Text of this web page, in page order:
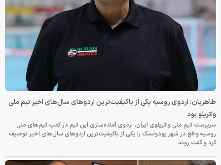
طاهریان: اردوی روسیه یکی از باکیفیت‌ترین اردوهای سال‌های اخیر تیم ملی
واترپلو بود
سرپرست تیم ملی واترپلوی ایران، اردوی آماده‌سازی این تیم در کمپ تیم‌های ملی
روسیه واقع در شهر پودولسک را یکی از باکیفیت‌ترین اردوهای سال‌های اخیر توصیف
کرد و گفت روند